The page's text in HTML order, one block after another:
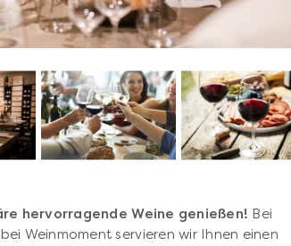
hervorragende Weine genießen! Bei
bei Weinmoment servieren wir Ihnen einen